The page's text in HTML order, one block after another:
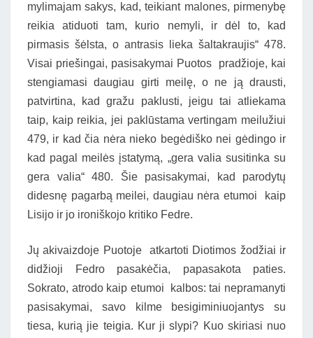
mylimajam sakys, kad, teikiant malones, pirmenybę
reikia atiduoti tam, kurio nemyli, ir dėl to, kad
pirmasis šėlsta, o antrasis lieka šaltakraujis“ 478.
Visai priešingai, pasisakymai Puotos pradžioje, kai
stengiamasi daugiau girti meilę, o ne ją drausti,
patvirtina, kad gražu paklusti, jeigu tai atliekama
taip, kaip reikia, jei paklūstama vertingam meilužiui
479, ir kad čia nėra nieko begėdiško nei gėdingo ir
kad pagal meilės įstatymą, „gera valia susitinka su
gera valia“ 480. Šie pasisakymai, kad parodytų
didesnę pagarbą meilei, daugiau nėra etumoi kaip
Lisijo ir jo ironiškojo kritiko Fedre.
Jų akivaizdoje Puotoje atkartoti Diotimos žodžiai ir
didžioji Fedro pasakėčia, papasakota paties.
Sokrato, atrodo kaip etumoi kalbos: tai nepramanyti
pasisakymai, savo kilme besigiminiuojantys su
tiesa, kurią jie teigia. Kur ji slypi? Kuo skiriasi nuo